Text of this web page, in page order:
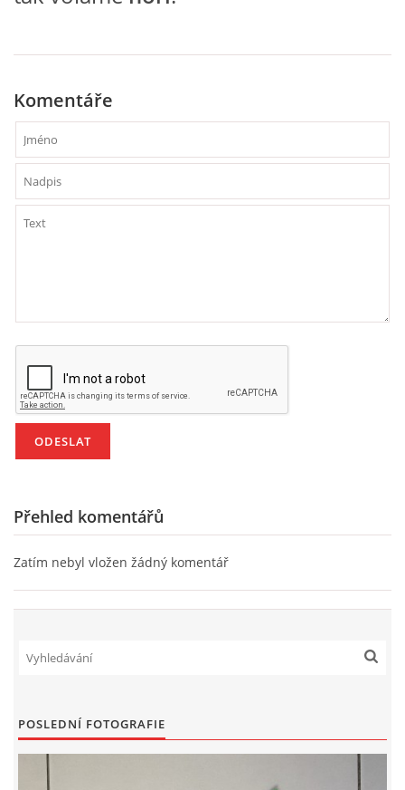
CHARAKTERISTIKA ROČNÍCH OBDOBÍ
HÁDANKY K TÉMATU JARO, LÉTO, PODZIM,ZIMA
PÍSNĚ K TÉMATU LÉTO
POHYBOVÉ AKTIVITY NA TÉMA LÉTO
PÍSNĚ K TÉMATU ZIMA
Komentáře
Přehled komentářů
Zatím nebyl vložen žádný komentář
POSLEDNÍ FOTOGRAFIE